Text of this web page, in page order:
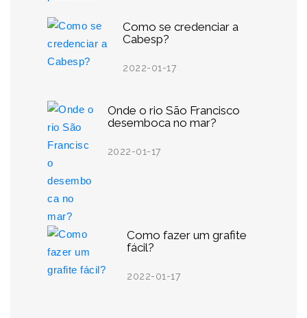
Como se credenciar a
Cabesp?
2022-01-17
Onde o rio São Francisco
desemboca no mar?
2022-01-17
Como fazer um grafite
fácil?
2022-01-17